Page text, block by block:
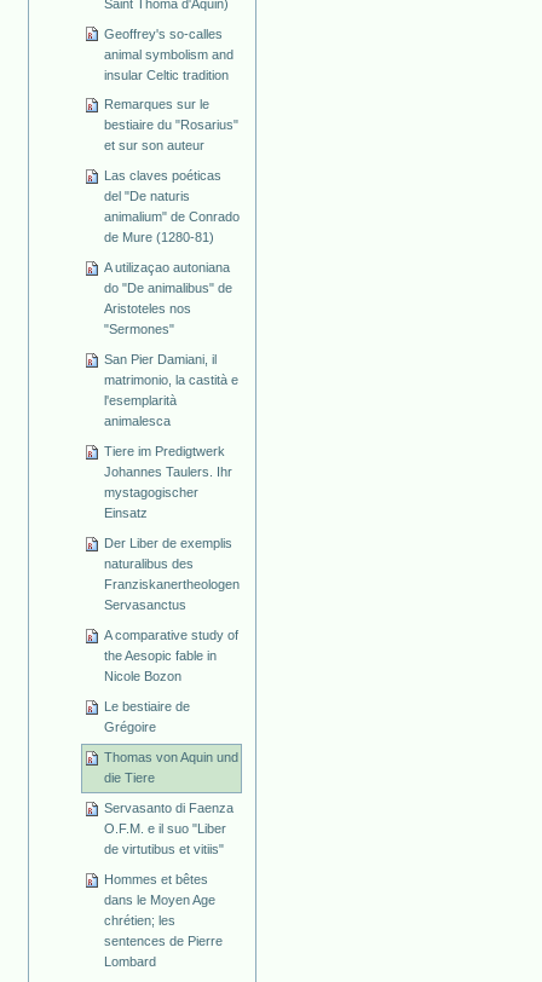
Saint Thoma d'Aquin)
Geoffrey's so-calles
animal symbolism and
insular Celtic tradition
Remarques sur le
bestiaire du "Rosarius"
et sur son auteur
Las claves poéticas
del "De naturis
animalium" de Conrado
de Mure (1280-81)
A utilizaçao autoniana
do "De animalibus" de
Aristoteles nos
"Sermones"
San Pier Damiani, il
matrimonio, la castità e
l'esemplarità
animalesca
Tiere im Predigtwerk
Johannes Taulers. Ihr
mystagogischer
Einsatz
Der Liber de exemplis
naturalibus des
Franziskanertheologen
Servasanctus
A comparative study of
the Aesopic fable in
Nicole Bozon
Le bestiaire de
Grégoire
Thomas von Aquin und
die Tiere
Servasanto di Faenza
O.F.M. e il suo "Liber
de virtutibus et vitiis"
Hommes et bêtes
dans le Moyen Age
chrétien; les
sentences de Pierre
Lombard